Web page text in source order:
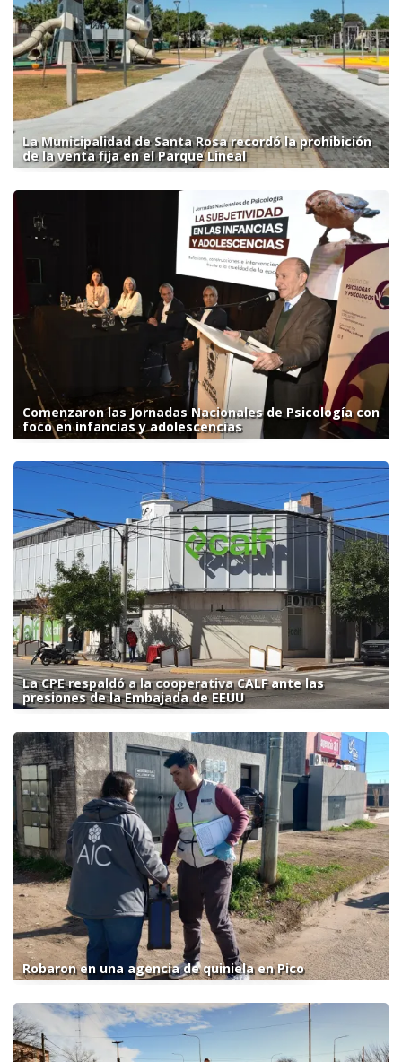
La Municipalidad de Santa Rosa recordó la prohibición
de la venta fija en el Parque Lineal
Comenzaron las Jornadas Nacionales de Psicología con
foco en infancias y adolescencias
La CPE respaldó a la cooperativa CALF ante las
presiones de la Embajada de EEUU
Robaron en una agencia de quiniela en Pico